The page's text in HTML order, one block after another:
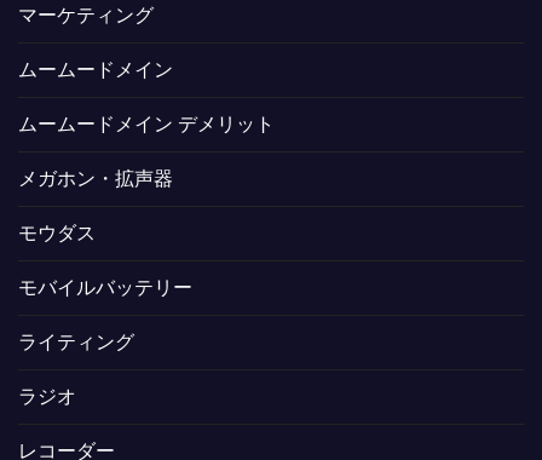
マーケティング
ムームードメイン
ムームードメイン デメリット
メガホン・拡声器
モウダス
モバイルバッテリー
ライティング
ラジオ
レコーダー